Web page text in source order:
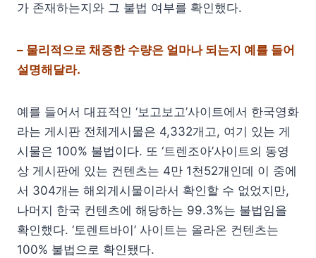
가 존재하는지와 그 불법 여부를 확인했다.
– 물리적으로 채증한 수량은 얼마나 되는지 예를 들어
설명해달라.
예를 들어서 대표적인 ‘보고보고’사이트에서 한국영화
라는 게시판 전체게시물은 4,332개고, 여기 있는 게
시물은 100% 불법이다. 또 ‘트렌조아’사이트의 동영
상 게시판에 있는 컨텐츠는 4만 1천52개인데 이 중에
서 304개는 해외게시물이라서 확인할 수 없었지만,
나머지 한국 컨텐츠에 해당하는 99.3%는 불법임을
확인했다. ‘토렌트바이’ 사이트는 올라온 컨텐츠는
100% 불법으로 확인됐다.